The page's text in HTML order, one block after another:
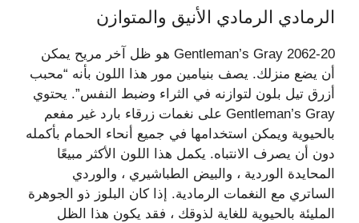
الرمادي الرمادي الأنيق والمتوازن
Gentleman’s Gray 2062-20 هو ظل آخر مريح يمكن
أن يضع منزلك. يصف بنيامين مور هذا اللون بأنه “محبب
أزرق تيل بلون لتوازنه في الثراء وضبط النفس”. يحتوي
Gentleman’s Gray على نغمات زرقاء بارد غير مفعم
بالحيوية ويمكن استخدامها في جميع أنحاء الحمام بأكمله
دون أن يصرف الانتباه. يكمل هذا اللون الأكثر مبيعًا
المحايدة الوردية ، والبيض الطباشيري ، والوردي
الساتري مع النغمات الرمادية. إذا كان البلوز ذو الجوهرة
المليئة بالحيوية للغاية لذوقك ، فقد يكون هذا الظل